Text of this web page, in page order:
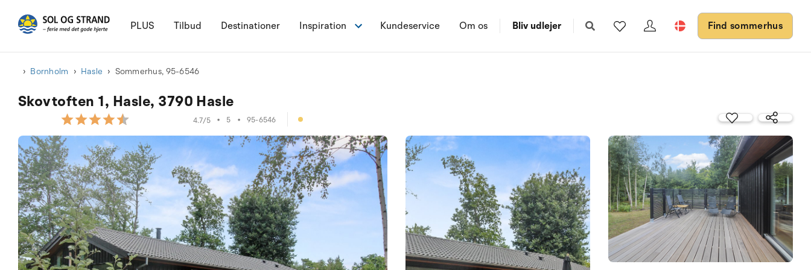
PLUS Tilbud Destinationer Inspiration Kundeservice Om os Bliv udlejer Find sommerhus
Bornholm Hasle Sommerhus, 95-6546
Skovtoften 1, Hasle, 3790 Hasle
4.7/5 • 5 • 95-6546